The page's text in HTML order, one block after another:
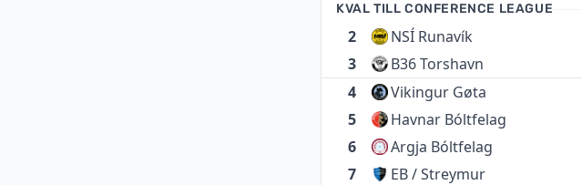
KVAL TILL CONFERENCE LEAGUE
2 NSÍ Runavík
3 B36 Torshavn
4 Vikingur Gøta
5 Havnar Bóltfelag
6 Argja Bóltfelag
7 EB / Streymur